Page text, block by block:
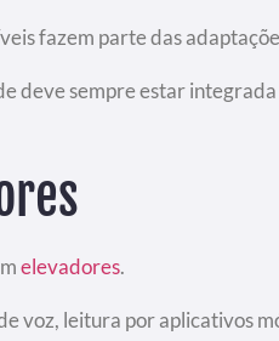
fazem parte das
deve sempre estar
elevadores.
voz, leitura por aplicativos